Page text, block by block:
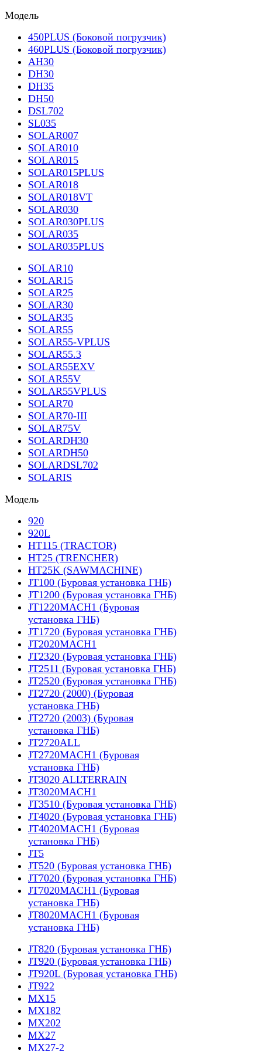
Модель
450PLUS (Боковой погрузчик)
460PLUS (Боковой погрузчик)
AH30
DH30
DH35
DH50
DSL702
SL035
SOLAR007
SOLAR010
SOLAR015
SOLAR015PLUS
SOLAR018
SOLAR018VT
SOLAR030
SOLAR030PLUS
SOLAR035
SOLAR035PLUS
SOLAR10
SOLAR15
SOLAR25
SOLAR30
SOLAR35
SOLAR55
SOLAR55-VPLUS
SOLAR55.3
SOLAR55EXV
SOLAR55V
SOLAR55VPLUS
SOLAR70
SOLAR70-III
SOLAR75V
SOLARDH30
SOLARDH50
SOLARDSL702
SOLARIS
Модель
920
920L
HT115 (TRACTOR)
HT25 (TRENCHER)
HT25K (SAWMACHINE)
JT100 (Буровая установка ГНБ)
JT1200 (Буровая установка ГНБ)
JT1220MACH1 (Буровая
установка ГНБ)
JT1720 (Буровая установка ГНБ)
JT2020MACH1
JT2320 (Буровая установка ГНБ)
JT2511 (Буровая установка ГНБ)
JT2520 (Буровая установка ГНБ)
JT2720 (2000) (Буровая
установка ГНБ)
JT2720 (2003) (Буровая
установка ГНБ)
JT2720ALL
JT2720MACH1 (Буровая
установка ГНБ)
JT3020 ALLTERRAIN
JT3020MACH1
JT3510 (Буровая установка ГНБ)
JT4020 (Буровая установка ГНБ)
JT4020MACH1 (Буровая
установка ГНБ)
JT5
JT520 (Буровая установка ГНБ)
JT7020 (Буровая установка ГНБ)
JT7020MACH1 (Буровая
установка ГНБ)
JT8020MACH1 (Буровая
установка ГНБ)
JT820 (Буровая установка ГНБ)
JT920 (Буровая установка ГНБ)
JT920L (Буровая установка ГНБ)
JT922
MX15
MX182
MX202
MX27
MX27-2